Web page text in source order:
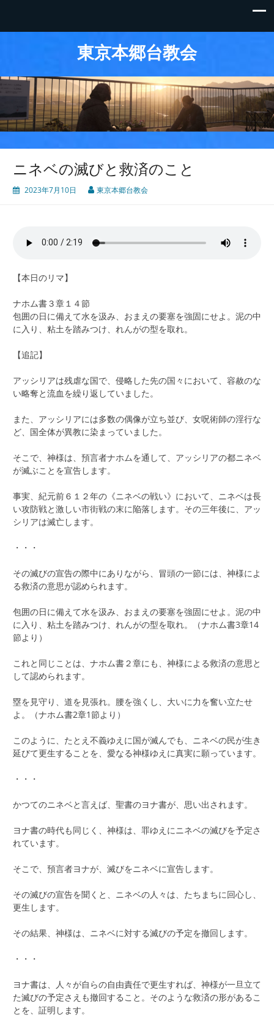
東京本郷台教会
ニネベの滅びと救済のこと
2023年7月10日 東京本郷台教会
【本日のリマ】
ナホム書３章１４節
包囲の日に備えて水を汲み、おまえの要塞を強固にせよ。泥の中
に入り、粘土を踏みつけ、れんがの型を取れ。
【追記】
アッシリアは残虐な国で、侵略した先の国々において、容赦のな
い略奪と流血を繰り返していました。
また、アッシリアには多数の偶像が立ち並び、女呪術師の淫行な
ど、国全体が異教に染まっていました。
そこで、神様は、預言者ナホムを通して、アッシリアの都ニネベ
が滅ぶことを宣告します。
事実、紀元前６１２年の《ニネベの戦い》において、ニネベは長
い攻防戦と激しい市街戦の末に陥落します。その三年後に、アッ
シリアは滅亡します。
・・・
その滅びの宣告の際中にありながら、冒頭の一節には、神様によ
る救済の意思が認められます。
包囲の日に備えて水を汲み、おまえの要塞を強固にせよ。泥の中
に入り、粘土を踏みつけ、れんがの型を取れ。（ナホム書3章14
節より）
これと同じことは、ナホム書２章にも、神様による救済の意思と
して認められます。
塁を見守り、道を見張れ。腰を強くし、大いに力を奮い立たせ
よ。（ナホム書2章1節より）
このように、たとえ不義ゆえに国が滅んでも、ニネベの民が生き
延びて更生することを、愛なる神様ゆえに真実に願っています。
・・・
かつてのニネベと言えば、聖書のヨナ書が、思い出されます。
ヨナ書の時代も同じく、神様は、罪ゆえにニネベの滅びを予定さ
れています。
そこで、預言者ヨナが、滅びをニネベに宣告します。
その滅びの宣告を聞くと、ニネベの人々は、たちまちに回心し、
更生します。
その結果、神様は、ニネベに対する滅びの予定を撤回します。
・・・
ヨナ書は、人々が自らの自由責任で更生すれば、神様が一旦立て
た滅びの予定さえも撤回すること。そのような救済の形があるこ
とを、証明します。